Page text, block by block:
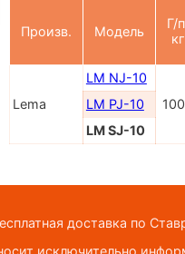
Произв. Модель
Г/
кг
Lema
LM NJ-10
LM PJ-10
LM SJ-10
доставка по
исключительно